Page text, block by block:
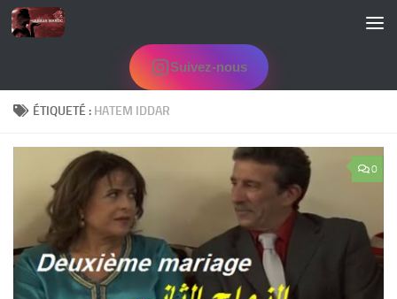
Skip to content
Suivez-nous
ÉTIQUETÉ : HATEM IDDAR
0